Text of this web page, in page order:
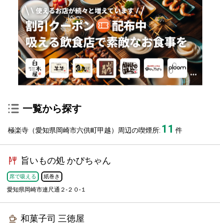
一覧から探す
極楽寺（愛知県岡崎市六供町甲越）周辺の喫煙所: 11 件
旨いもの処 かぴちゃん
席で吸える 紙巻き
愛知県岡崎市連尺通２-２０-１
和菓子司 三徳屋